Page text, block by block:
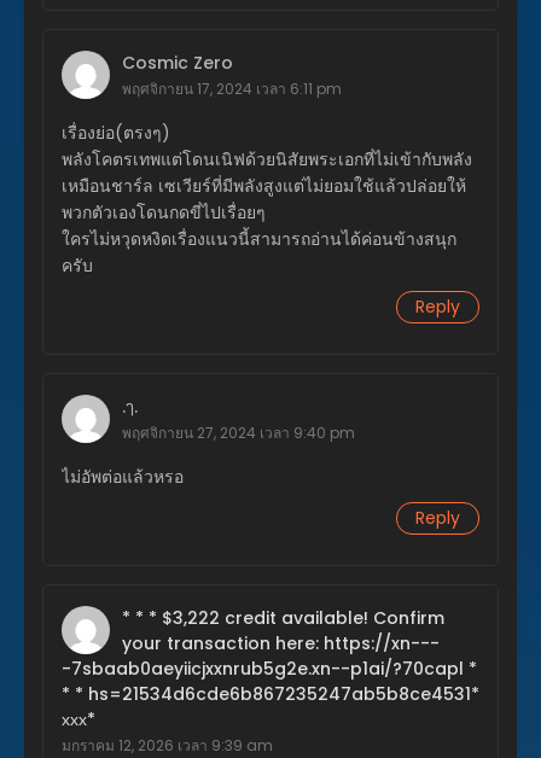
มีนาคม 18, 2024
มีนาคม 16, 2024
ตอนที่ 94
มีนาคม 5, 2024
ตอนที่ 93
กุมภาพันธ์ 21, 2024
ตอนที่ 91
กุมภาพันธ์ 20, 2024
ตอนที่ 90
มกราคม 23, 2024
ตอนที่ 88
มกราคม 22, 2024
ตอนที่ 87
มกราคม 18, 2024
Cosmic Zero
พฤศจิกายน 17, 2024 เวลา 6:11 pm
เรื่องย่อ(ตรงๆ)
พลังโคตรเทพแต่โดนเนิฟด้วยนิสัยพระเอกที่ไม่เข้ากับพลัง
เหมือนชาร์ล เซเวียร์ที่มีพลังสูงแต่ไม่ยอมใช้แล้วปล่อยให้
พวกตัวเองโดนกดขี่ไปเรื่อยๆ
ใครไม่หวุดหงิดเรื่องแนวนี้สามารถอ่านได้ค่อนข้างสนุก
ครับ
Reply
.ๅ.
พฤศจิกายน 27, 2024 เวลา 9:40 pm
ไม่อัพต่อแล้วหรอ
Reply
* * * $3,222 credit available! Confirm
your transaction here: https://xn---
-7sbaab0aeyiicjxxnrub5g2e.xn--p1ai/?70capl *
* * hs=21534d6cde6b867235247ab5b8ce4531*
ххх*
มกราคม 12, 2026 เวลา 9:39 am